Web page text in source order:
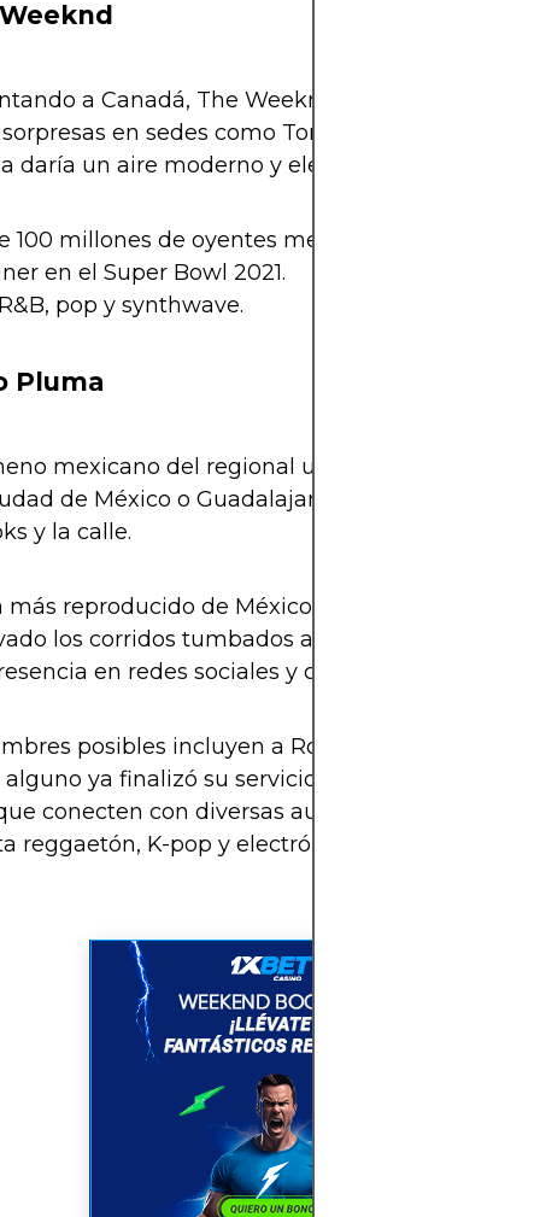
a Canadá, The Weeknd podría ser una de
en sedes como Toronto o Vancouver.
daría un aire moderno y elegante a los Fan
100 millones de oyentes mensuales en Spotify.
en el Super Bowl 2021.
pop y synthwave.
Pluma
mexicano del regional urbano es casi fijo en
de México o Guadalajara. Conecta con la
y la calle.
reproducido de México en 2024.
los corridos tumbados al mainstream.
en redes sociales y charts.
posibles incluyen a Rosalía, J Balvin, Karol
alguno ya finalizó su servicio militar). La clave
conecten con diversas audiencias, desde
reggaetón, K-pop y electrónica.